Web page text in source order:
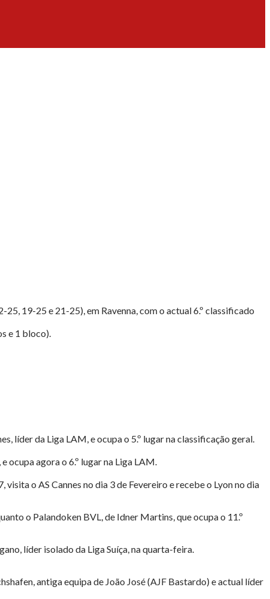
19-25 e 21-25), em Ravenna, com o actual 6.º classificado
e 1 bloco).
líder da Liga LAM, e ocupa o 5.º lugar na classificação geral.
ocupa agora o 6.º lugar na Liga LAM.
o AS Cannes no dia 3 de Fevereiro e recebe o Lyon no dia
o Palandoken BVL, de Idner Martins, que ocupa o 11.º
líder isolado da Liga Suíça, na quarta-feira.
antiga equipa de João José (AJF Bastardo) e actual líder